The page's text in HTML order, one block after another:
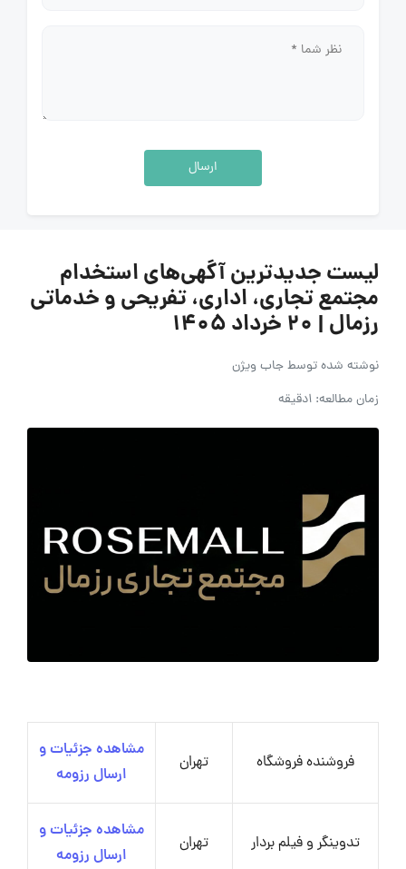
ارسال
لیست جدیدترین آگهی‌های استخدام
مجتمع تجاری، اداری، تفریحی و خدماتی
رزمال | ۲۰ خرداد ۱۴۰۵
نوشته شده توسطجاب ویژن
زمان مطالعه: 1دقیقه
فروشنده فروشگاه تهران
مشاهده جزئیات و
ارسال رزومه
تدوینگر و فیلم بردار تهران
مشاهده جزئیات و
ارسال رزومه